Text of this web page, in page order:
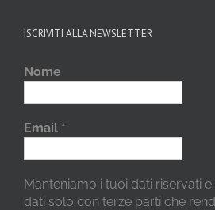
ISCRIVITI ALLA NEWSLETTER
Nome
Email *
Manteniamo i tuoi dati riservati
dati solo con terze parti che